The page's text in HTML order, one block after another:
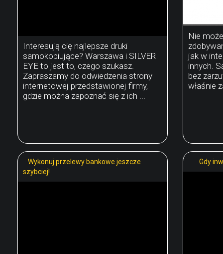
Interesują cię najlepsze druki
samokopiujące? Warszawa i SILVER
EYE to jest to, czego szukasz.
Zapraszamy do odwiedzenia strony
internetowej przedstawionej firmy,
gdzie można zapoznać się z ich ...
Nie
jak w
innych.
bez
właśnie
Wykonuj przelewy bankowe jeszcze
szybciej!
Gdy